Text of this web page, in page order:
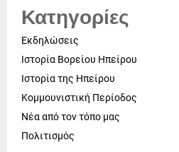
Κατηγορίες
Εκδηλώσεις
Ιστορία Βορείου Ηπείρου
Ιστορία της Ηπείρου
Κομμουνιστική Περίοδος
Νέα από τον τόπο μας
Πολιτισμός